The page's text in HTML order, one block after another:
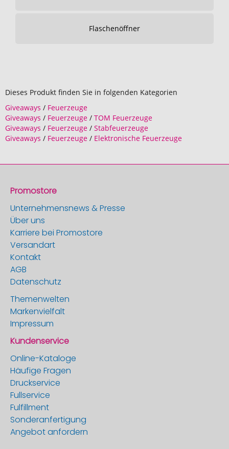
Flaschenöffner
Dieses Produkt finden Sie in folgenden Kategorien
Giveaways / Feuerzeuge
Giveaways / Feuerzeuge / TOM Feuerzeuge
Giveaways / Feuerzeuge / Stabfeuerzeuge
Giveaways / Feuerzeuge / Elektronische Feuerzeuge
Promostore
Unternehmensnews & Presse
Über uns
Karriere bei Promostore
Versandart
Kontakt
AGB
Datenschutz
Themenwelten
Markenvielfalt
Impressum
Kundenservice
Online-Kataloge
Häufige Fragen
Druckservice
Fullservice
Fulfillment
Sonderanfertigung
Angebot anfordern